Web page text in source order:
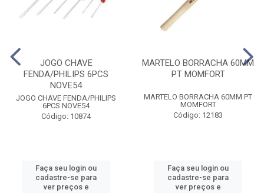
JOGO CHAVE
FENDA/PHILIPS 6PCS
NOVE54
JOGO CHAVE FENDA/PHILIPS
6PCS NOVE54
Código: 10874
Faça seu login ou
cadastre-se para
ver preços e
MARTELO BORRACHA 60MM
PT MOMFORT
MARTELO BORRACHA 60MM PT
MOMFORT
Código: 12183
Faça seu login ou
cadastre-se para
ver preços e